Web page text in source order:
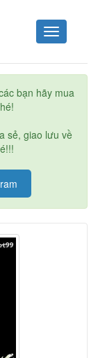
Toggle
navigation
bạn hãy mua
sẻ, giao lưu về